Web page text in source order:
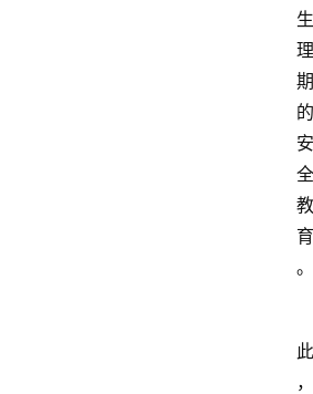
生
理
期
的
安
全
教
育
。
此
，